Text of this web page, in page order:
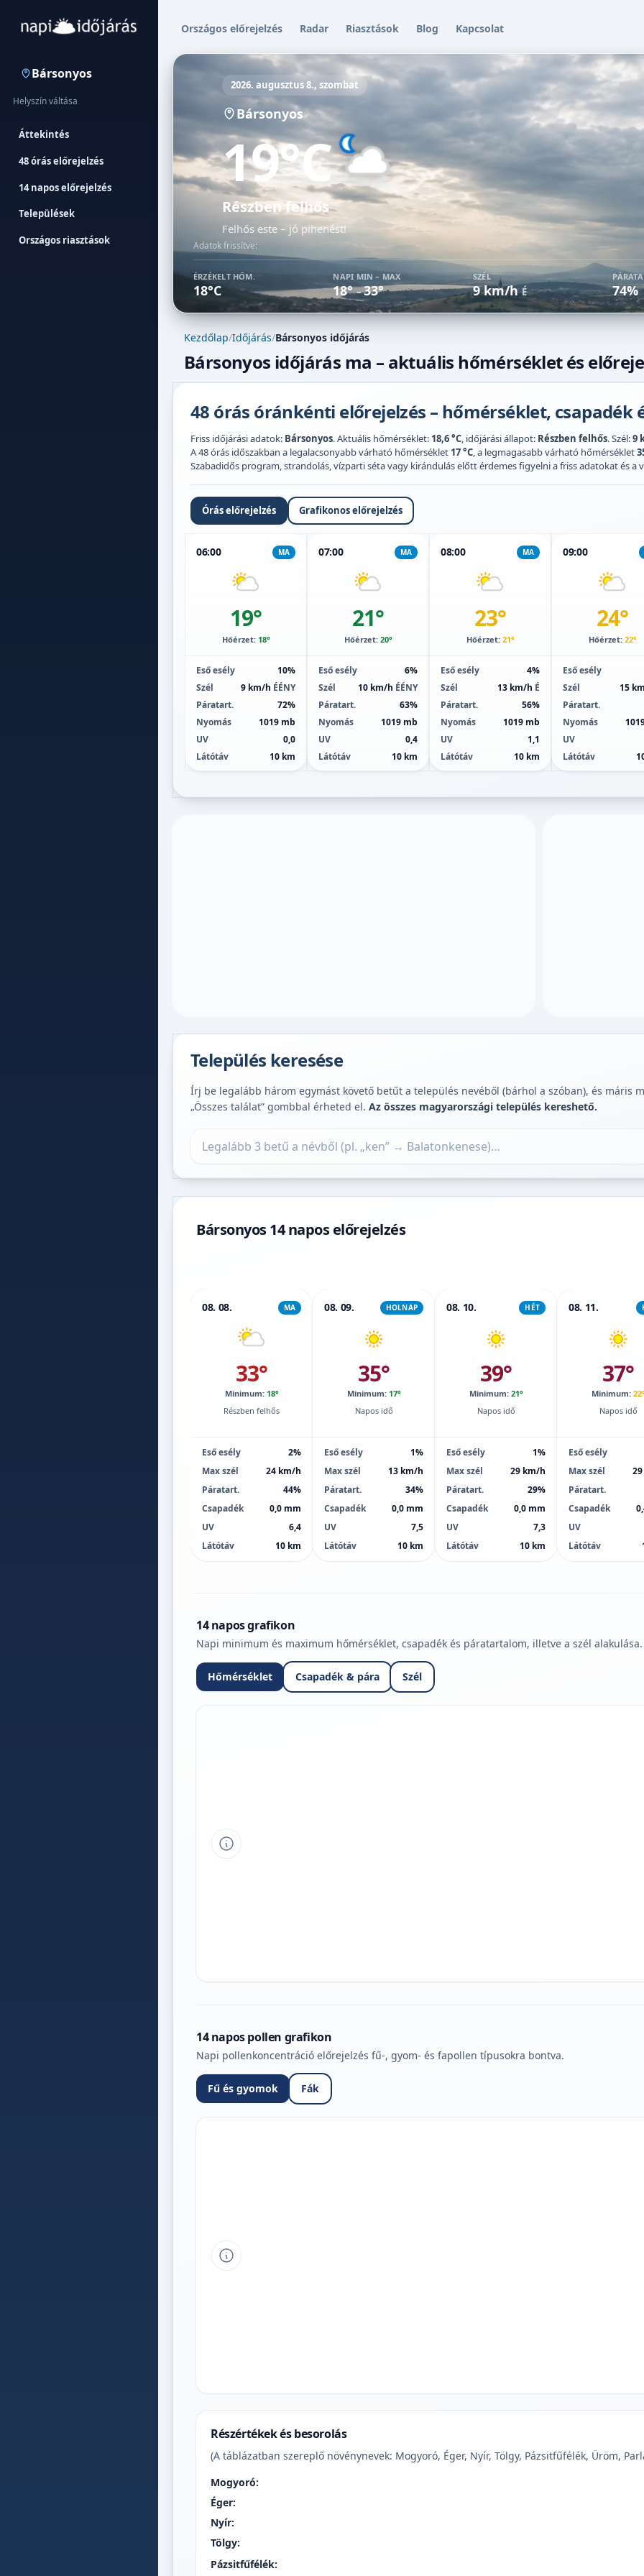
Bársonyos
Helyszín váltása
Áttekintés
48 órás előrejelzés
14 napos előrejelzés
Települések
Országos riasztások
Országos előrejelzés Radar Riasztások Blog Kapcsolat
2026. augusztus 8., szombat
Bársonyos
19°C
Részben felhős
Felhős este – jó pihenést!
Adatok frissítve:
ÉRZÉKELT HŐM.
18°C
NAPI MIN – MAX
18° –33°
SZÉL
9 km/hÉ 74%
Kezdőlap/Időjárás/Bársonyos időjárás
Bársonyos időjárás ma – aktuális hőmérséklet és
48 órás óránkénti előrejelzés – hőmérséklet, csapadék
Friss időjárási adatok: Bársonyos. Aktuális hőmérséklet: 18,6 °C, időjárási állapot: Részben felhős. Szél:9
A 48 órás időszakban a legalacsonyabb várható hőmérséklet 17 °C, a legmagasabb várható hőmérséklet
Szabadidős program, strandolás, vízparti séta vagy kirándulás előtt érdemes figyelni a friss adatokat és a
Órás előrejelzés Grafikonos előrejelzés
06:00 MA
19°
Hőérzet: 18°
Eső esély
10%
Szél
9 km/h ÉÉNY
Páratart.
72%
Nyomás
1019 mb
UV
0,0
Látótáv
10 km
07:00 MA
21°
Hőérzet: 20°
Eső esély
6%
Szél
10 km/h ÉÉNY
Páratart.
63%
Nyomás
1019 mb
UV
0,4
Látótáv
10 km
08:00 MA
23°
Hőérzet: 21°
Eső esély
4%
Szél
13 km/h É
Páratart.
56%
Nyomás
1019 mb
UV
1,1
Látótáv
10 km
09:00
24°
Hőérzet: 22°
Eső esély
Szél
15
Páratart.
Nyomás
UV
Látótáv
Település keresése
Írj be legalább három egymást követő betűt a település nevéből (bárhol a szóban), és máris
„Összes találat” gombbal érheted el. Az összes magyarországi település kereshető.
Bársonyos 14 napos előrejelzés
08. 08. MA
33°
Minimum: 18°
Részben felhős
Eső esély
2%
Max szél
24 km/h
Páratart.
44%
Csapadék
0,0 mm
UV
6,4
Látótáv
10 km
08. 09. HOLNAP
35°
Minimum: 17°
Napos idő
Eső esély
1%
Max szél
13 km/h
Páratart.
34%
Csapadék
0,0 mm
UV
7,5
Látótáv
10 km
08. 10. HÉT
39°
Minimum: 21°
Napos idő
Eső esély
1%
Max szél
29 km/h
Páratart.
29%
Csapadék
0,0 mm
UV
7,3
Látótáv
10 km
08. 11.
37°
Minimum:
Napos idő
Eső esély
Max szél
Páratart.
Csapadék
UV
Látótáv
14 napos grafikon
Napi minimum és maximum hőmérséklet, csapadék és páratartalom, illetve a szél alakulása.
Hőmérséklet Csapadék & pára Szél
Tipp a grafikon jelmagyarázatához
14 napos pollen grafikon
Napi pollenkoncentráció előrejelzés fű-, gyom- és fapollen típusokra bontva.
Fű és gyomok Fák
Tipp a grafikon jelmagyarázatához
Részértékek és besorolás
(A táblázatban szereplő növénynevek: Mogyoró, Éger, Nyír, Tölgy, Pázsitfűfélék, Üröm,
Mogyoró:
Éger:
Nyír:
Tölgy:
Pázsitfűfélék: